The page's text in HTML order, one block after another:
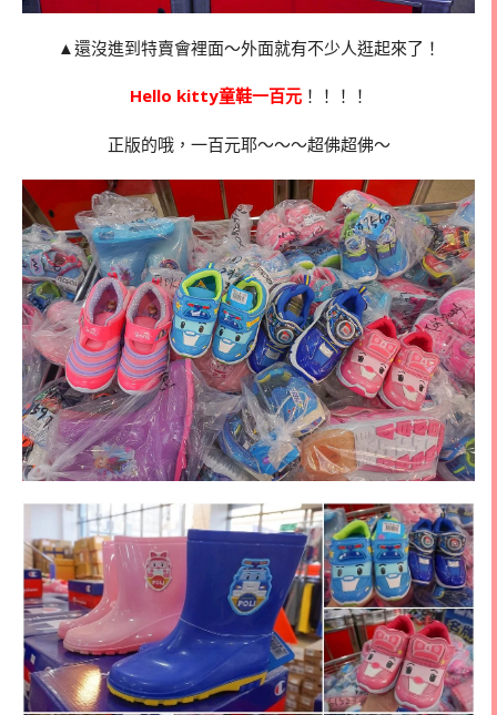
▲還沒進到特賣會裡面～外面就有不少人逛起來了！
Hello kitty童鞋一百元！！！！
正版的哦，一百元耶～～～超佛超佛～